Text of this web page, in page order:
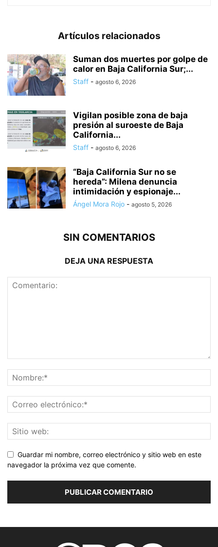
Artículos relacionados
Suman dos muertes por golpe de
calor en Baja California Sur;...
Staff - agosto 6, 2026
Vigilan posible zona de baja
presión al suroeste de Baja
California...
Staff - agosto 6, 2026
“Baja California Sur no se
hereda”: Milena denuncia
intimidación y espionaje...
Ángel Mora Rojo - agosto 5, 2026
SIN COMENTARIOS
DEJA UNA RESPUESTA
Guardar mi nombre, correo electrónico y sitio web en este
navegador la próxima vez que comente.